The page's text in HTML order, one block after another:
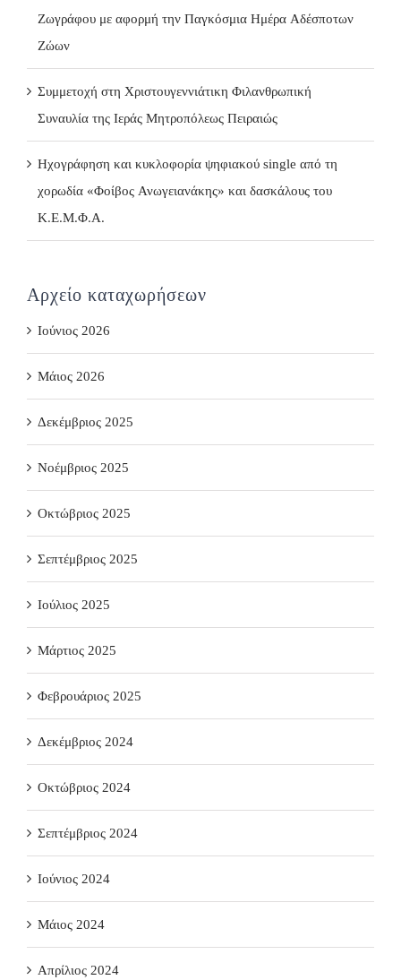
Ζωγράφου με αφορμή την Παγκόσμια Ημέρα Αδέσποτων
Ζώων
Συμμετοχή στη Χριστουγεννιάτικη Φιλανθρωπική
Συναυλία της Ιεράς Μητροπόλεως Πειραιώς
Ηχογράφηση και κυκλοφορία ψηφιακού single από τη
χορωδία «Φοίβος Ανωγειανάκης» και δασκάλους του
Κ.Ε.Μ.Φ.Α.
Αρχείο καταχωρήσεων
Ιούνιος 2026
Μάιος 2026
Δεκέμβριος 2025
Νοέμβριος 2025
Οκτώβριος 2025
Σεπτέμβριος 2025
Ιούλιος 2025
Μάρτιος 2025
Φεβρουάριος 2025
Δεκέμβριος 2024
Οκτώβριος 2024
Σεπτέμβριος 2024
Ιούνιος 2024
Μάιος 2024
Απρίλιος 2024